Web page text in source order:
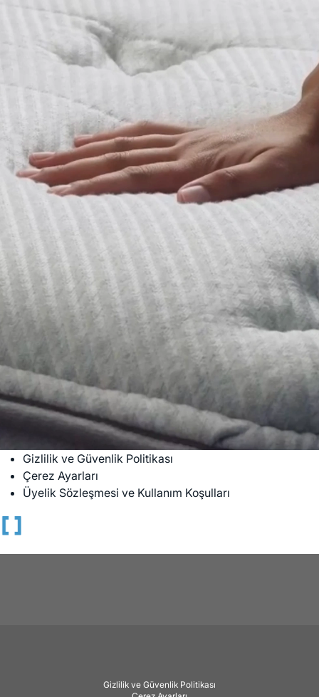
Gizlilik ve Güvenlik Politikası
Çerez Ayarları
Üyelik Sözleşmesi ve Kullanım Koşulları
Gizlilik ve Güvenlik Politikası